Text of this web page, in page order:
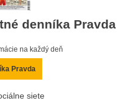
denníka Pravda
na každý deň
Pravda
siete